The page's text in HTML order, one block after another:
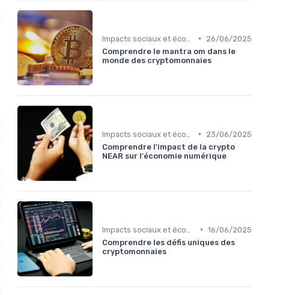
•
26/06/2025
Comprendre le mantra om dans le
monde des cryptomonnaies
•
23/06/2025
Comprendre l'impact de la crypto
NEAR sur l'économie numérique
• 16/06/2025
Comprendre les défis uniques des
cryptomonnaies